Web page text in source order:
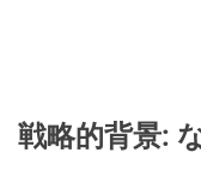
戦略的背景: